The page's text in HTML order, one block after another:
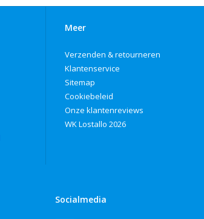
Meer
Verzenden & retourneren
Klantenservice
Sitemap
Cookiebeleid
Onze klantenreviews
WK Lostallo 2026
Socialmedia